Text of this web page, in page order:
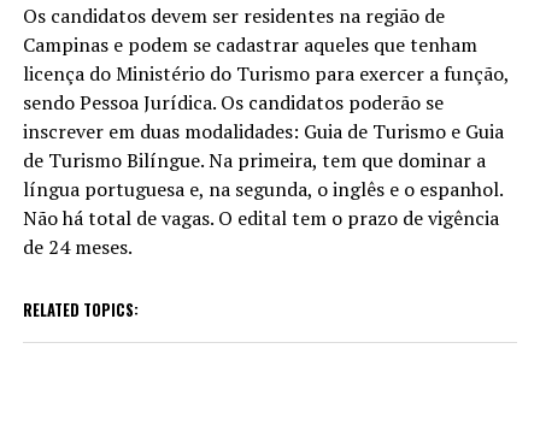
Os candidatos devem ser residentes na região de
Campinas e podem se cadastrar aqueles que tenham
licença do Ministério do Turismo para exercer a função,
sendo Pessoa Jurídica. Os candidatos poderão se
inscrever em duas modalidades: Guia de Turismo e Guia
de Turismo Bilíngue. Na primeira, tem que dominar a
língua portuguesa e, na segunda, o inglês e o espanhol.
Não há total de vagas. O edital tem o prazo de vigência
de 24 meses.
RELATED TOPICS: